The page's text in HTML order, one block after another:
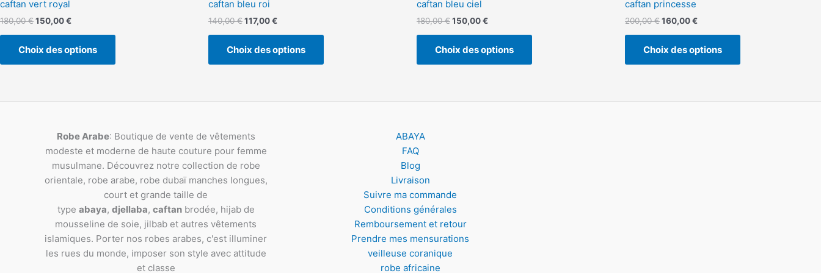
caftan vert royal
180,00€150,00€
Choix des options
caftan bleu roi
140,00€117,00€
Choix des options
caftan bleu ciel
180,00€150,00€
Choix des options
caftan princesse
200,00€160,00€
Choix des options
Robe Arabe: Boutique de vente de vêtements
modeste et moderne de haute couture pour femme
musulmane. Découvrez notre collection de robe
orientale, robe arabe, robe dubaï manches longues,
court et grande taille de
type abaya, djellaba, caftanbrodée, hijab de
mousseline de soie, jilbab et autres vêtements
islamiques. Porter nos robes arabes, c'est illuminer
les rues du monde, imposer son style avec attitude
et classe
ABAYA
FAQ
Blog
Livraison
Suivre ma commande
Conditions générales
Remboursement et retour
Prendre mes mensurations
veilleuse coranique
robe africaine